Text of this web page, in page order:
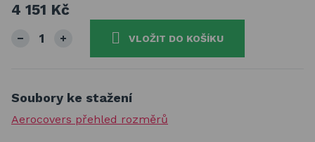
4 151 Kč
VLOŽIT DO KOŠÍKU
Soubory ke stažení
Aerocovers přehled rozměrů